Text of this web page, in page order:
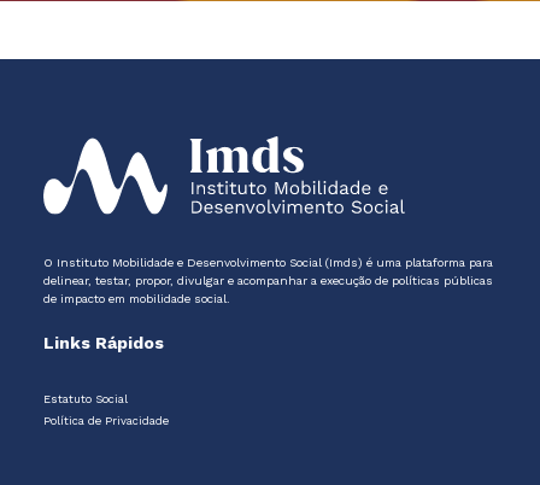
O Instituto Mobilidade e Desenvolvimento Social (Imds) é uma plataforma para
delinear, testar, propor, divulgar e acompanhar a execução de políticas públicas
de impacto em mobilidade social.
Links Rápidos
Estatuto Social
Política de Privacidade